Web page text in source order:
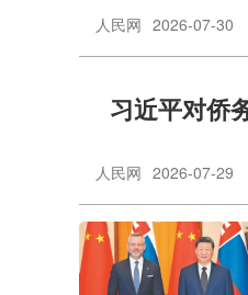
人民网 2026-07-30
习近平对侨
人民网 2026-07-29